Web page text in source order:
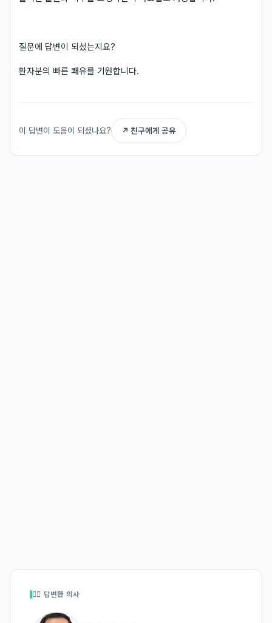
질문에 답변이 되셨는지요?
환자분의 빠른 쾌유를 기원합니다.
이 답변이 도움이 되셨나요? ↗ 친구에게 공유
👩‍⚕️ 답변한 의사